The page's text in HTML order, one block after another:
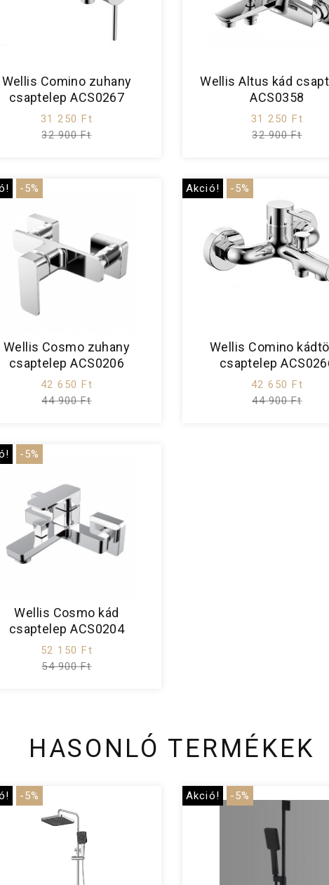
Wellis Comino zuhany
csaptelep ACS0267
31 250 Ft
32 900 Ft
Wellis Altus kád
ACS0358
31 250 Ft
32 900 Ft
-5%
Wellis Cosmo zuhany
csaptelep ACS0206
42 650 Ft
44 900 Ft
Akció! -5%
Wellis Comino
csaptelep
42 650 Ft
44 900 Ft
-5%
Wellis Cosmo kád
csaptelep ACS0204
52 150 Ft
54 900 Ft
HASONLÓ TERMÉKEK
-5% Akció! -5%